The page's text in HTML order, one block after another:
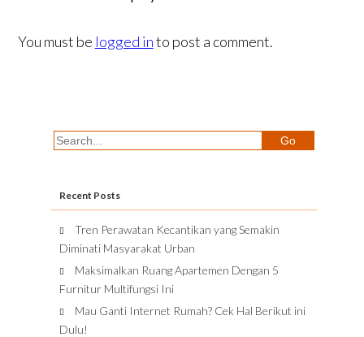
You must be logged into post a comment.
Recent Posts
Tren Perawatan Kecantikan yang Semakin
Diminati Masyarakat Urban
Maksimalkan Ruang Apartemen Dengan 5
Furnitur Multifungsi Ini
Mau Ganti Internet Rumah? Cek Hal Berikut ini
Dulu!